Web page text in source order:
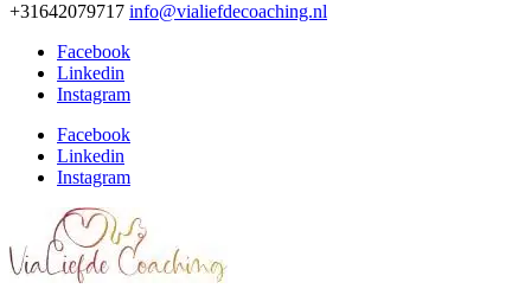
+31642079717 info@vialiefdecoaching.nl
Facebook
Linkedin
Instagram
Facebook
Linkedin
Instagram